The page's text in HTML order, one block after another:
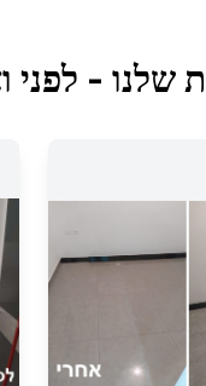
שלנו - לפני